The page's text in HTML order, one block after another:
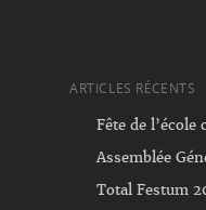
ARTICLES RÉCENTS
Fête de
Assemblée
Total Festum